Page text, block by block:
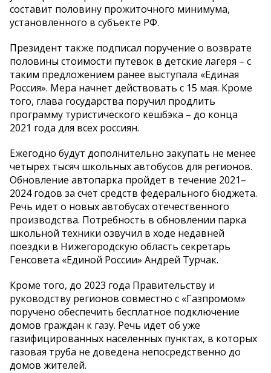
составит половину прожиточного минимума,
установленного в субъекте РФ.
Президент также подписал поручение о возврате
половины стоимости путевок в детские лагеря – с
таким предложением ранее выступала «Единая
Россия». Мера начнет действовать с 15 мая. Кроме
того, глава государства поручил продлить
программу туристического кешбэка – до конца
2021 года для всех россиян.
Ежегодно будут дополнительно закупать не менее
четырех тысяч школьных автобусов для регионов.
Обновление автопарка пройдет в течение 2021–
2024 годов за счет средств федерального бюджета.
Речь идет о новых автобусах отечественного
производства. Потребность в обновлении парка
школьной техники озвучил в ходе недавней
поездки в Нижегородскую область секретарь
Генсовета «Единой России» Андрей Турчак.
Кроме того, до 2023 года Правительству и
руководству регионов совместно с «Газпромом»
поручено обеспечить бесплатное подключение
домов граждан к газу. Речь идет об уже
газифицированных населенных пунктах, в которых
газовая труба не доведена непосредственно до
домов жителей.